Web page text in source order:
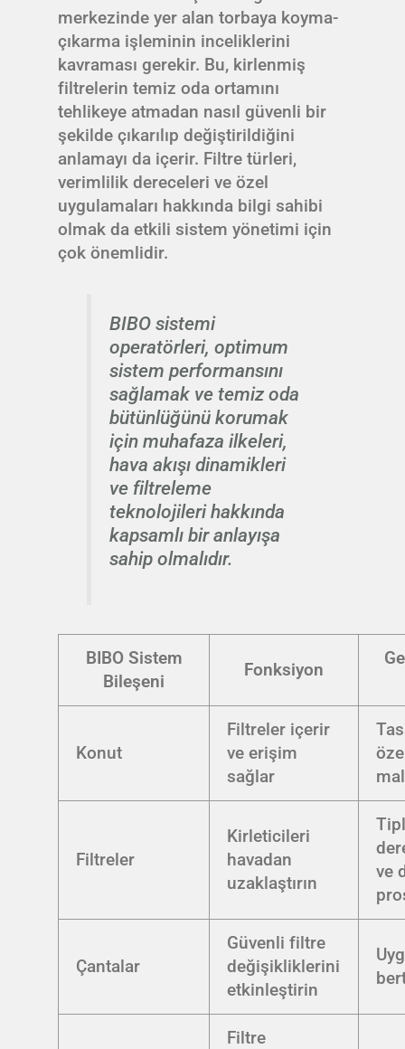
merkezinde yer alan torbaya koyma-
çıkarma işleminin inceliklerini
kavraması gerekir. Bu, kirlenmiş
filtrelerin temiz oda ortamını
tehlikeye atmadan nasıl güvenli bir
şekilde çıkarılıp değiştirildiğini
anlamayı da içerir. Filtre türleri,
verimlilik dereceleri ve özel
uygulamaları hakkında bilgi sahibi
olmak da etkili sistem yönetimi için
çok önemlidir.
BIBO sistemi
operatörleri, optimum
sistem performansını
sağlamak ve temiz oda
bütünlüğünü korumak
için muhafaza ilkeleri,
hava akışı dinamikleri
ve filtreleme
teknolojileri hakkında
kapsamlı bir anlayışa
sahip olmalıdır.
BIBO Sistem
Bileşeni
Fonksiyon
Konut
Filtreler içerir
ve erişim
sağlar
Filtreler
Kirleticileri
havadan
uzaklaştırın
ve
Çantalar
Güvenli filtre
değişikliklerini
etkinleştirin
Filtre